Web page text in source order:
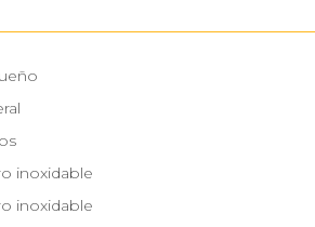
inoxidable
inoxidable